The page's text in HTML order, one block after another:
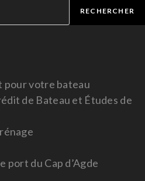
RECHERCHER
pour votre bateau
de Bateau et Études de
port du Cap d’Agde